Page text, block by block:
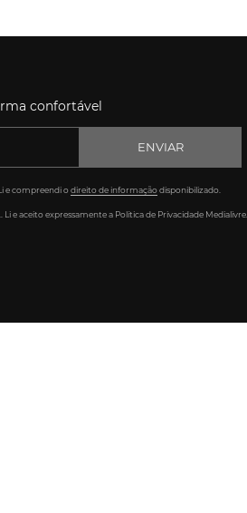
confortável
ENVIAR
e compreendi odireito de informaçãodisponibilizado.
aceito expressamente a Política de Privacidade Medialivre.